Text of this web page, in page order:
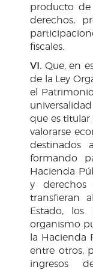
producto de
derechos,
fiscales.
VI. Que, en
de la Ley
el
que es
valorarse
destinados
formando
Hacienda
y
transfieran
Estado, los
organismo
la Hacienda
entre otros,
ingresos